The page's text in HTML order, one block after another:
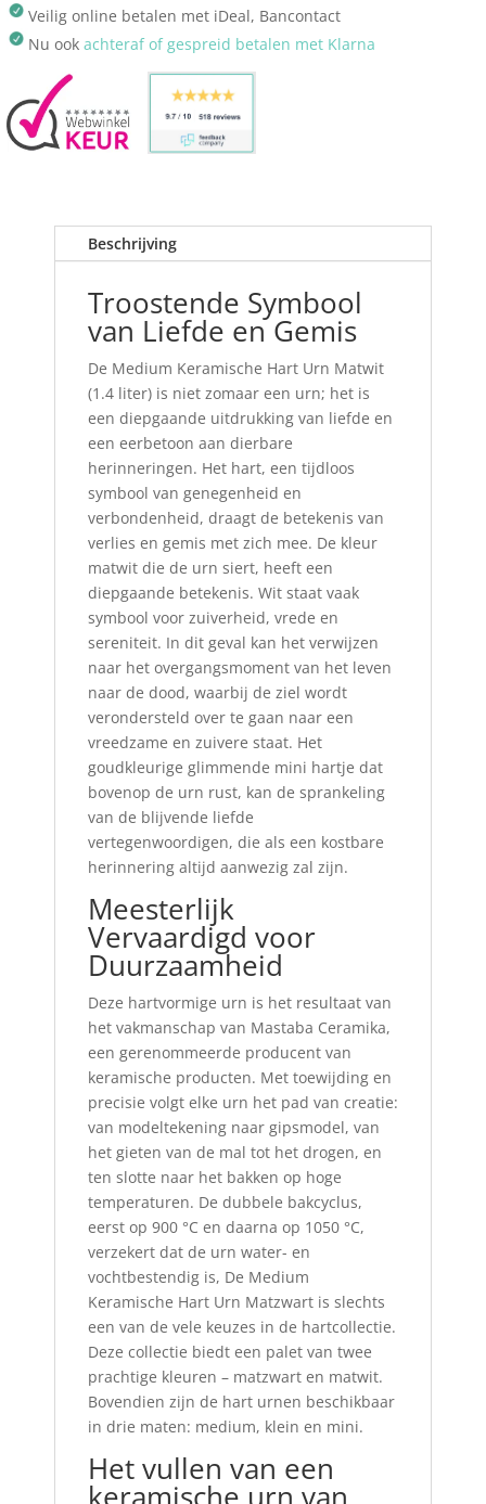
Veilig online betalen met iDeal, Bancontact
Nu ook achteraf of gespreid betalen met Klarna
Beschrijving
Troostende Symbool
van Liefde en Gemis
De Medium Keramische Hart Urn Matwit
(1.4 liter) is niet zomaar een urn; het is
een diepgaande uitdrukking van liefde en
een eerbetoon aan dierbare
herinneringen. Het hart, een tijdloos
symbool van genegenheid en
verbondenheid, draagt de betekenis van
verlies en gemis met zich mee. De kleur
matwit die de urn siert, heeft een
diepgaande betekenis. Wit staat vaak
symbool voor zuiverheid, vrede en
sereniteit. In dit geval kan het verwijzen
naar het overgangsmoment van het leven
naar de dood, waarbij de ziel wordt
verondersteld over te gaan naar een
vreedzame en zuivere staat. Het
goudkleurige glimmende mini hartje dat
bovenop de urn rust, kan de sprankeling
van de blijvende liefde
vertegenwoordigen, die als een kostbare
herinnering altijd aanwezig zal zijn.
Meesterlijk
Vervaardigd voor
Duurzaamheid
Deze hartvormige urn is het resultaat van
het vakmanschap van Mastaba Ceramika,
een gerenommeerde producent van
keramische producten. Met toewijding en
precisie volgt elke urn het pad van creatie:
van modeltekening naar gipsmodel, van
het gieten van de mal tot het drogen, en
ten slotte naar het bakken op hoge
temperaturen. De dubbele bakcyclus,
eerst op 900 °C en daarna op 1050 °C,
verzekert dat de urn water- en
vochtbestendig is, De Medium
Keramische Hart Urn Matzwart is slechts
een van de vele keuzes in de hartcollectie.
Deze collectie biedt een palet van twee
prachtige kleuren – matzwart en matwit.
Bovendien zijn de hart urnen beschikbaar
in drie maten: medium, klein en mini.
Het vullen van een